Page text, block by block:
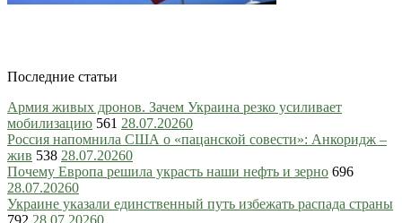
Последние статьи
Армия живых дронов. Зачем Украина резко усиливает
мобилизацию 561 28.07.20260
Россия напомнила США о «пацанской совести»: Анкоридж –
жив 538 28.07.20260
Почему Европа решила украсть наши нефть и зерно 696
28.07.20260
Украине указали единственный путь избежать распада страны
792 28.07.20260